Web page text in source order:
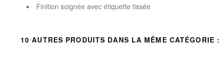
Finition soignée avec étiquette tissée
10 AUTRES PRODUITS DANS LA MÊME CATÉGORIE :